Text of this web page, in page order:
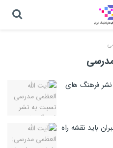
فرهنگ های
باید نقشه راه